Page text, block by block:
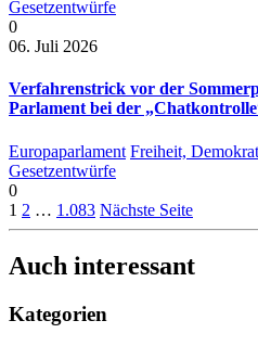
Gesetzentwürfe
0
06. Juli 2026
Verfahrenstrick vor der
Parlament bei der
Europaparlament Freiheit,
Gesetzentwürfe
0
1 2 … 1.083 Nächste Seite
Auch interessant
Kategorien